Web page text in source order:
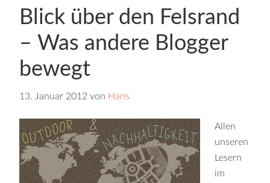
Blick über den Felsrand
– Was andere Blogger
bewegt
13. Januar 2012 von Hans
Allen
unseren
Lesern
im